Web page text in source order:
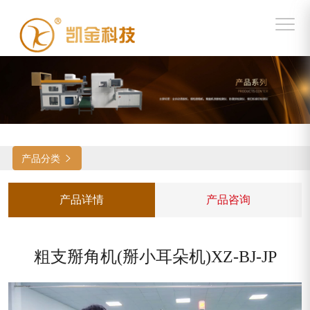
产品分类 
产品详情 产品咨询
粗支掰角机(掰小耳朵机)XZ-BJ-JP